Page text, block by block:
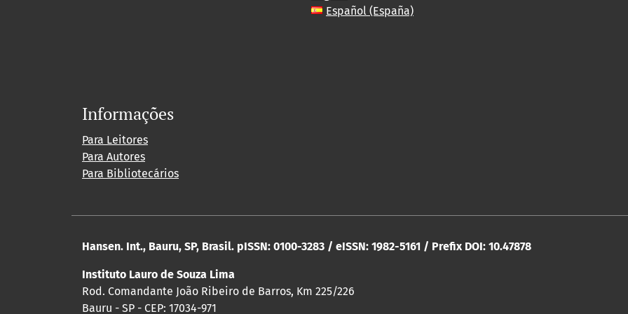
Español (España)
Informações
Para Leitores
Para Autores
Para Bibliotecários
Hansen. Int., Bauru, SP, Brasil. pISSN: 0100-3283 / eISSN: 1982-5161 / Prefix DOI: 10.47878
Instituto Lauro de Souza Lima
Rod. Comandante João Ribeiro de Barros, Km 225/226
Bauru - SP - CEP: 17034-971